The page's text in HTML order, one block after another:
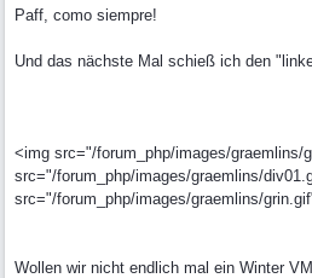
Paff, como siempre!
Und das nächste Mal schieß ich den
<img src="/forum_php/images/
src="/forum_php/images/graemlins/
src="/forum_php/images/graemlins/
Wollen wir nicht endlich mal ein Winter